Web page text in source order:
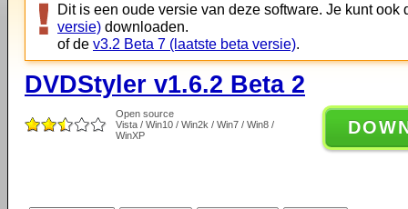
Dit is een oude versie van deze software. Je kunt ook
versie) downloaden.
of de v3.2 Beta 7 (laatste beta versie).
DVDStyler v1.6.2 Beta 2
Open source
Vista / Win10 / Win2k / Win7 / Win8 /
WinXP